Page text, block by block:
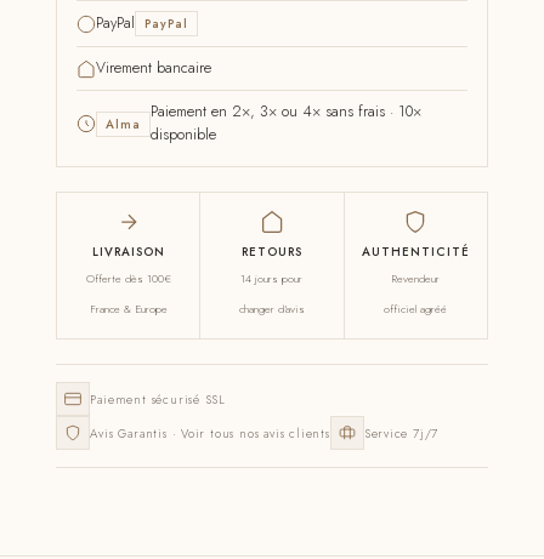
PayPal PayPal
Virement bancaire
Alma
Paiement en 2×, 3× ou 4× sans frais · 10×
disponible
LIVRAISON
Offerte dès 100€
France & Europe
RETOURS
14 jours pour
changer d'avis
AUTHENTICITÉ
Revendeur
officiel agréé
Paiement sécurisé SSL
Avis Garantis · Voir tous nos avis clients
Service 7j/7